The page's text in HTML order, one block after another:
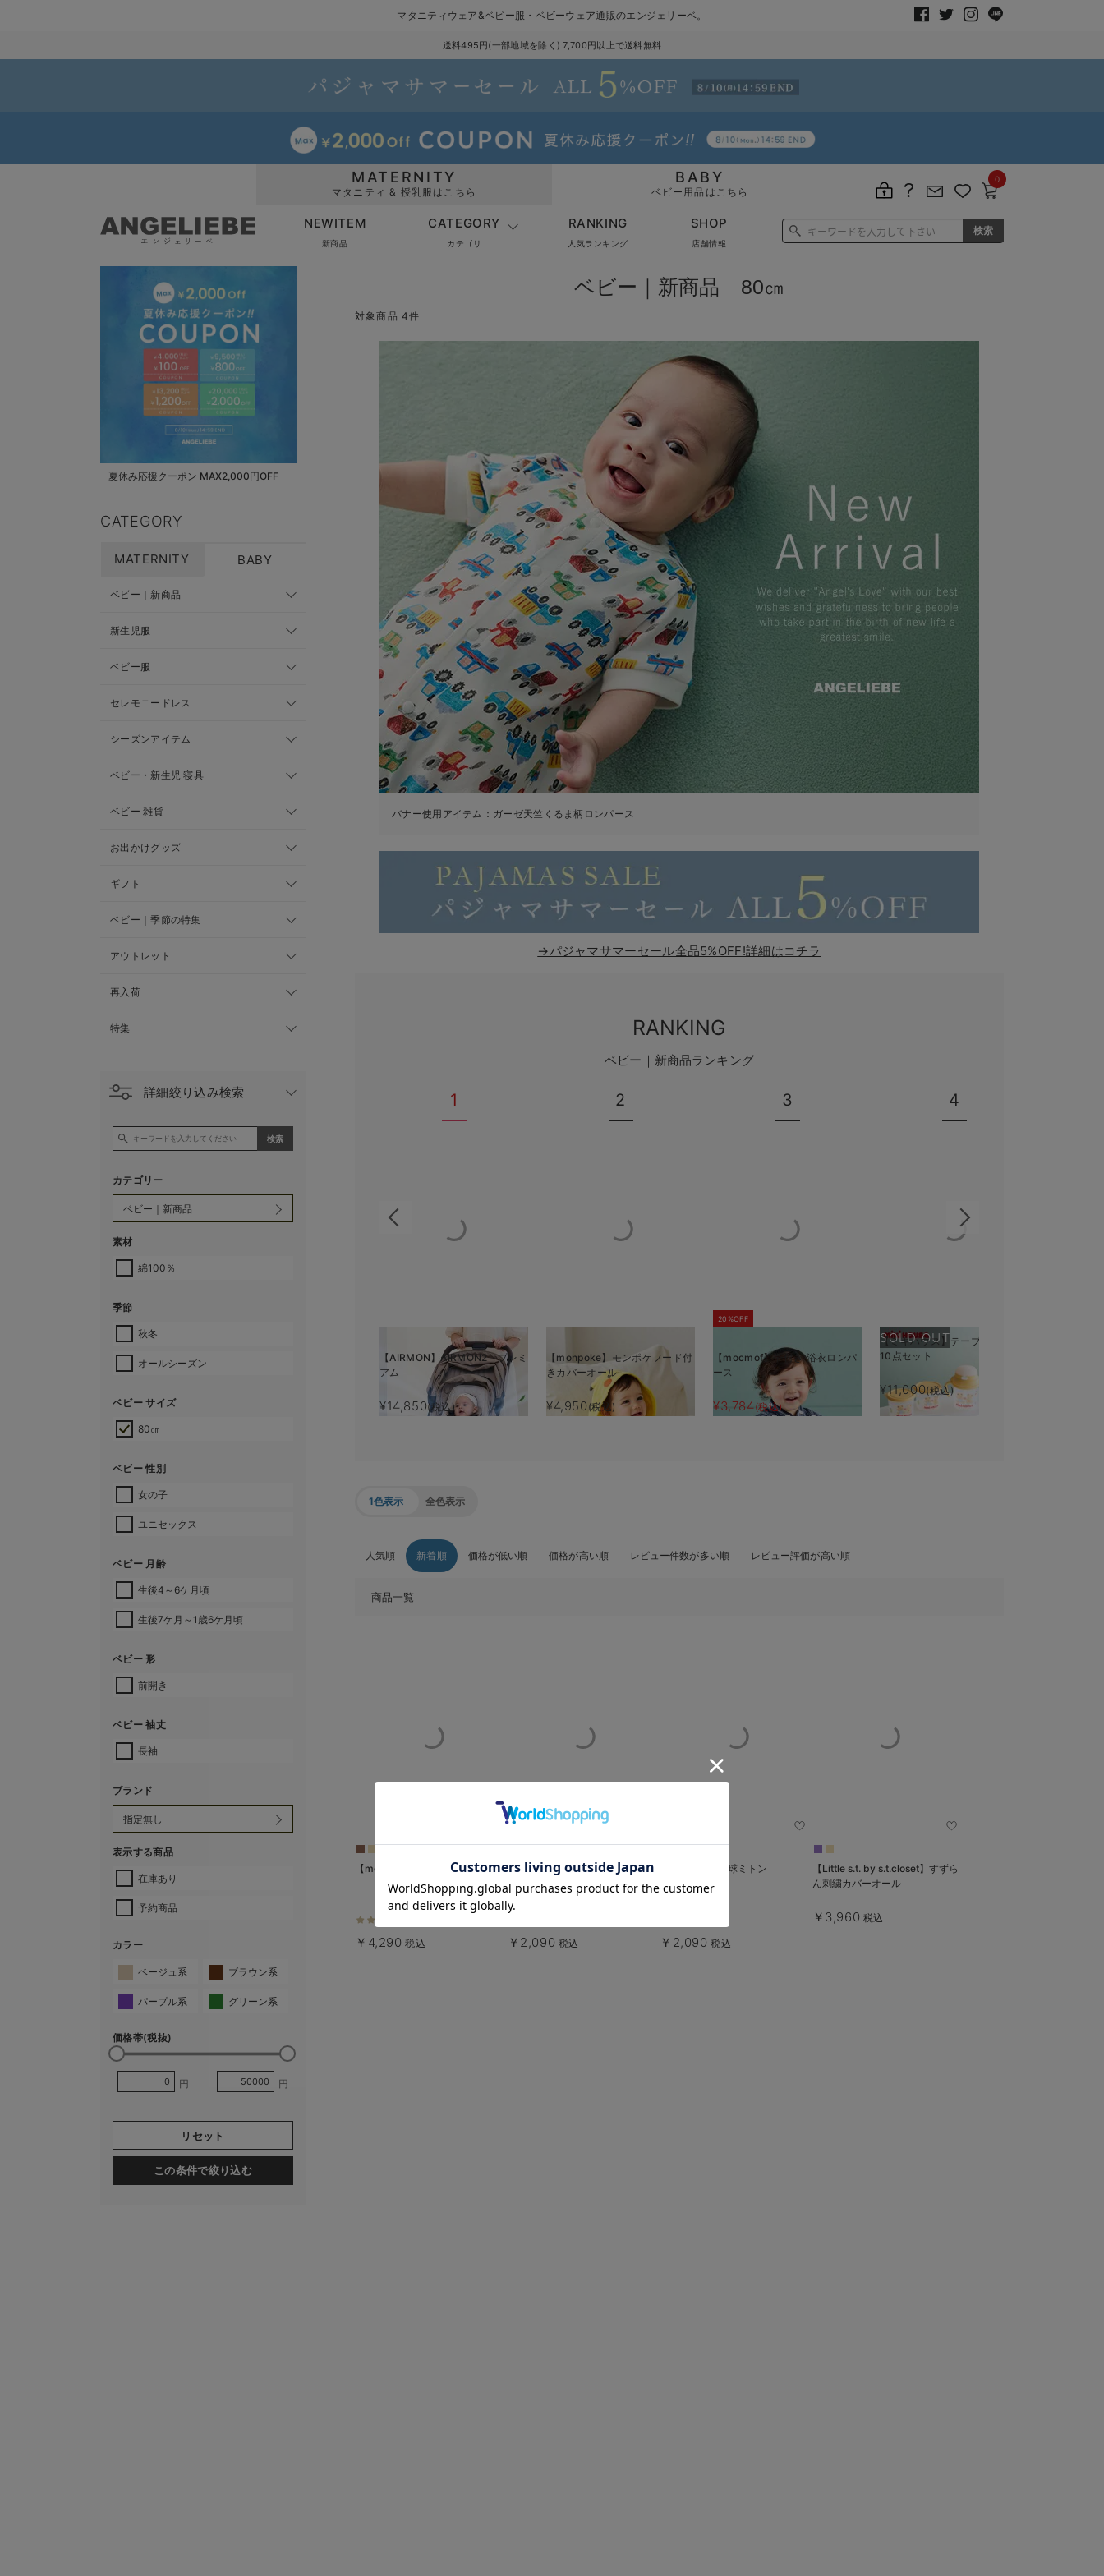
マタニティウェア&ベビー服・ベビーウェア通販のエンジェリーベ。
送料495円(一部地域を除く) 7,700円以上で送料無料
MATERNITY
マタニティ & 授乳服はこちら
BABY
ベビー用品はこちら
0
NEWITEM
新商品
CATEGORY
カテゴリ
RANKING
人気ランキング
SHOP
店舗情報
夏休み応援クーポン MAX2,000円OFF
CATEGORY
MATERNITY BABY
ベビー｜新商品
新生児服
ベビー服
セレモニードレス
シーズンアイテム
ベビー・新生児 寝具
ベビー 雑貨
お出かけグッズ
ギフト
ベビー｜季節の特集
アウトレット
再入荷
特集
詳細絞り込み検索
カテゴリー
素材
綿100％
季節
秋冬
オールシーズン
ベビー サイズ
80㎝
ベビー 性別
女の子
ユニセックス
ベビー 月齢
生後4～6ケ月頃
生後7ケ月～1歳6ケ月頃
ベビー 形
前開き
ベビー 袖丈
長袖
ブランド
表示する商品
在庫あり
予約商品
カラー
ベージュ系 ブラウン系
パープル系 グリーン系
価格帯(税抜)
円 円
リセット
この条件で絞り込む
ベビー｜新商品 80㎝
対象商品 4件
バナー使用アイテム： ガーゼ天竺くるま柄ロンパース
→パジャマサマーセール全品5%OFF!詳細はコチラ
RANKING
ベビー｜新商品ランキング
1
【AIRMON】AIRMON2 プレミ
アム
¥14,850(税込)
2
【monpoke】モンポケフード付
きカバーオール
¥4,950 (税込)
3
20%OFF
【mocmof】帯付き 浴衣ロンパ
ース
¥3,784(税込)
4
SOLD OUT
【ミキハウス】テーブルウェア
10点セット
¥11,000(税込)
1色表示 全色表示
人気順 新着順 価格が低い順 価格が高い順 レビュー件数が多い順 レビュー評価が高い順
商品一覧
【mocmof】ぬいぐるみスーツ
￥4,290 税込
【mocmof】ぬいぐるみブーティ
￥2,090 税込
【mocmof】肉球ミトン
￥2,090 税込
【Little s.t. by s.t.closet】すずら
ん刺繍カバーオール
￥3,960 税込
お気に入り商品を確認する